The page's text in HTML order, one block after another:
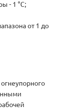
- 1 °С;
от 1 до